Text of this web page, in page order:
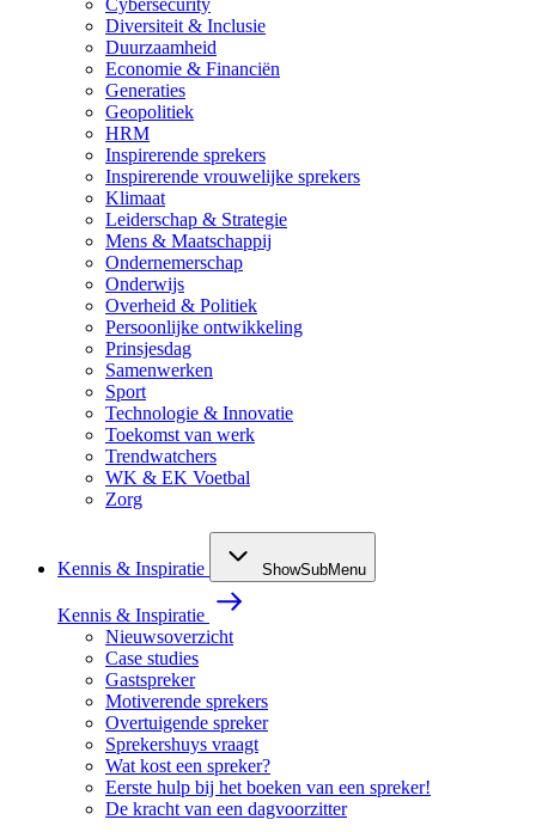
Cybersecurity
Diversiteit & Inclusie
Duurzaamheid
Economie & Financiën
Generaties
Geopolitiek
HRM
Inspirerende sprekers
Inspirerende vrouwelijke sprekers
Klimaat
Leiderschap & Strategie
Mens & Maatschappij
Ondernemerschap
Onderwijs
Overheid & Politiek
Persoonlijke ontwikkeling
Prinsjesdag
Samenwerken
Sport
Technologie & Innovatie
Toekomst van werk
Trendwatchers
WK & EK Voetbal
Zorg
Kennis & Inspiratie ShowSubMenu
Kennis & Inspiratie
Nieuwsoverzicht
Case studies
Gastspreker
Motiverende sprekers
Overtuigende spreker
Sprekershuys vraagt
Wat kost een spreker?
Eerste hulp bij het boeken van een spreker!
De kracht van een dagvoorzitter